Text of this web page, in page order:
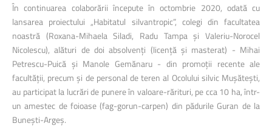
În continuarea colaborării începute în octombrie 2020, odată cu
lansarea proiectului „Habitatul silvantropic”, colegi din facultatea
noastră (Roxana-Mihaela Siladi, Radu Tampa și Valeriu-Norocel
Nicolescu), alături de doi absolvenți (licență și masterat) - Mihai
Petrescu-Puică și Manole Gemănaru - din promoții recente ale
facultății, precum și de personal de teren al Ocolului silvic Mușătești,
au participat la lucrări de punere în valoare-rărituri, pe cca 10 ha, într-
un amestec de foioase (fag-gorun-carpen) din pădurile Guran de la
Bunești-Argeș.